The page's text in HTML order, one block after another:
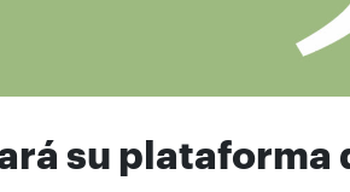
su plataforma